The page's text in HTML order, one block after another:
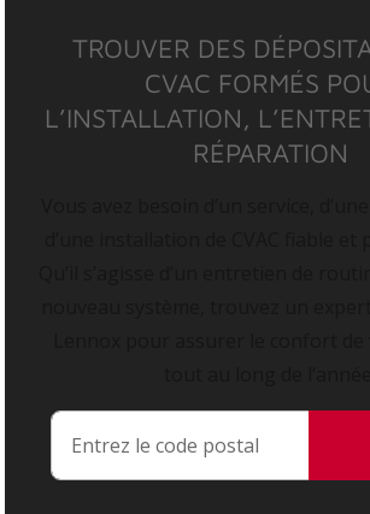
TROUVER DES
CVAC FORMÉS
L’INSTALLATION,
RÉPARATION